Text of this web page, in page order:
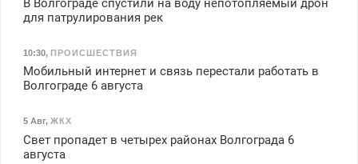
В Волгограде спустили на воду непотопляемый дрон
для патрулирования рек
10:30, ПРОИСШЕСТВИЯ
Мобильный интернет и связь перестали работать в
Волгограде 6 августа
5 Авг, ЖКХ
Свет пропадет в четырех районах Волгограда 6
августа